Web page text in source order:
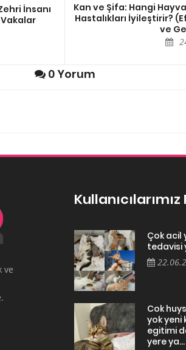
İnsanı
Kan ve Şifa: Hangi
Hastalıkları İyileştirir?
ve
0 Yorum
ve
Çok acil
tedavisi
Cok
yok yeni
egitimi
yere ya...